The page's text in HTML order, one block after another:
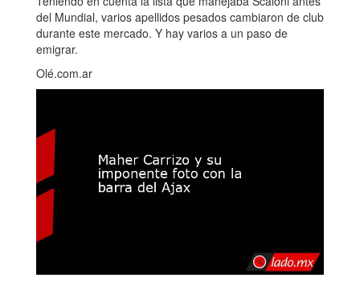
del Mundial, varios apellidos pesados cambiaron de club
durante este mercado. Y hay varios a un paso de
emigrar.
Olé.com.ar